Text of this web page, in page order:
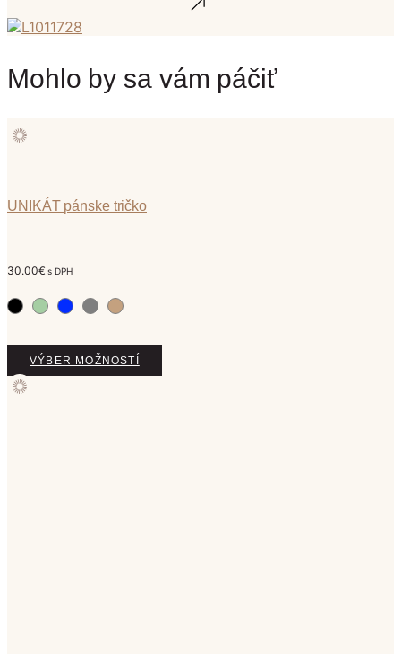
Príbeh značky ZAIN
20 októbra, 2023